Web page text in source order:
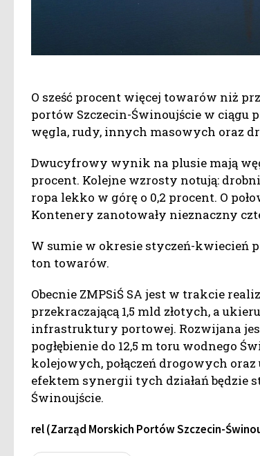
O sześć procent więcej towarów niż
portów Szczecin-Świnoujście w ciągu
węgla, rudy, innych masowych oraz
Dwucyfrowy wynik na plusie mają
procent. Kolejne wzrosty notują:
ropa lekko w górę o 0,2 procent. O
Kontenery zanotowały nieznaczny
W sumie w okresie styczeń-kwiecień
ton towarów.
Obecnie ZMPSiŚ SA jest w trakcie
przekraczającą 1,5 mld złotych, a
infrastruktury portowej. Rozwijana
pogłębienie do 12,5 m toru wodnego
kolejowych, połączeń drogowych
efektem synergii tych działań będzie
Świnoujście.
rel (Zarząd Morskich Portów Szczecin-